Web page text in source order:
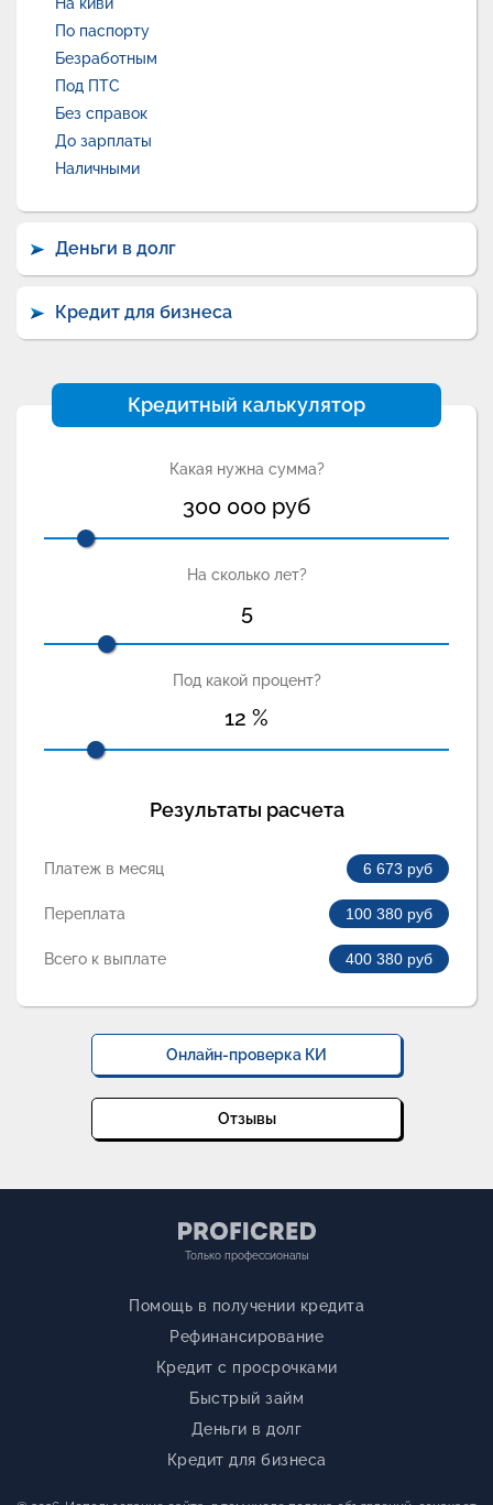
На киви
По паспорту
Безработным
Под ПТС
Без справок
До зарплаты
Наличными
Деньги в долг
Кредит для бизнеса
Кредитный калькулятор
Какая нужна сумма?
300 000 руб
На сколько лет?
5
Под какой процент?
12 %
Результаты расчета
Платеж в месяц 6 673 руб
Переплата 100 380 руб
Всего к выплате 400 380 руб
Онлайн-проверка КИ
Отзывы
Только профессионалы
Помощь в получении кредита
Рефинансирование
Кредит с просрочками
Быстрый займ
Деньги в долг
Кредит для бизнеса